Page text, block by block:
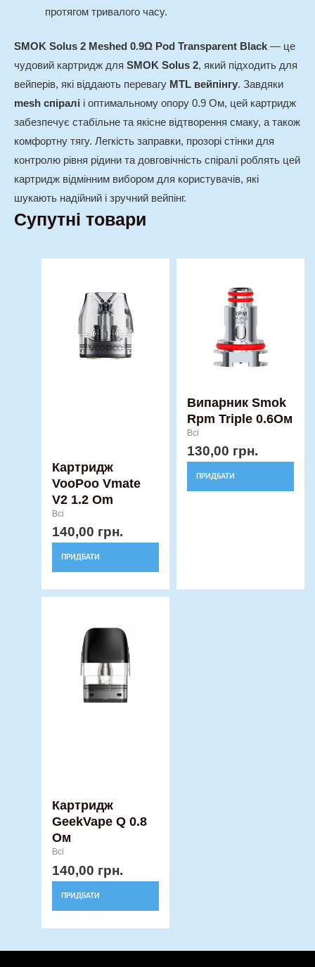
протягом тривалого часу.
SMOK Solus 2 Meshed 0.9Ω Pod Transparent Black — це
чудовий картридж для SMOK Solus 2, який підходить для
вейперів, які віддають перевагу MTL вейпінгу. Завдяки
mesh спіралі і оптимальному опору 0.9 Ом, цей картридж
забезпечує стабільне та якісне відтворення смаку, а також
комфортну тягу. Легкість заправки, прозорі стінки для
контролю рівня рідини та довговічність спіралі роблять цей
картридж відмінним вибором для користувачів, які
шукають надійний і зручний вейпінг.
Супутні товари
Картридж
VooPoo Vmate
V2 1.2 Om
Всі
140,00 грн.
ПРИДБАТИ
Випарник Smok
Rpm Triple 0.6Ом
Всі
130,00 грн.
ПРИДБАТИ
Картридж
GeekVape Q 0.8
Ом
Всі
140,00 грн.
ПРИДБАТИ